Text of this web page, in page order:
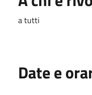
a tutti
Date e